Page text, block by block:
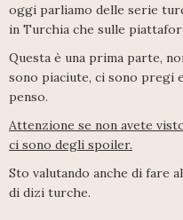
oggi parliamo delle serie
in Turchia che sulle
Questa è una prima parte,
sono piaciute, ci sono pregi
penso.
Attenzione se non avete
ci sono degli spoiler.
Sto valutando anche di fare
di dizi turche.